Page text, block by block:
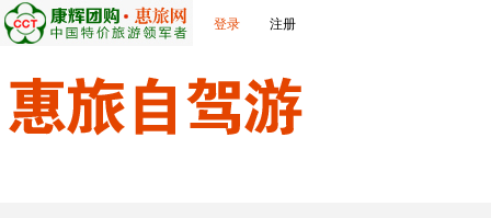
登录 注册